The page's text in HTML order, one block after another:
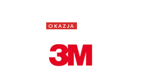
Etykiety
OKAZJA